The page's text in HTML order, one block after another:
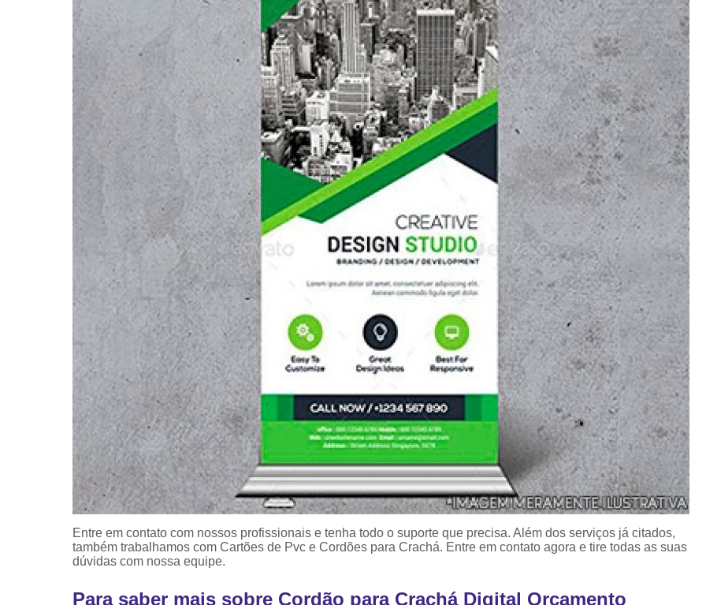
Impressora de Crachá
Impressora de Etiquetas Argox
Impressora Zebra
Porta Crachá Conjugado
Porta Crachá Plástico
Porta Crachá Transparente
Ribbon Colorido
Ribbon
Ribbon Fargo
Ribbon
Ribbon Resina
Ribbon de Impressora
Ribbon Impressora
Ribbon Impressora
Ribbon para Impressora de
Ribbon para Impressora Zebra
Ribbon da Impressora Rio Grande
Ribbon de Impressoras
Ribbon Metalizado
Ribbon para
Ribbon para
Ribbon para
Ribbon para Zebra Gc420t Minas
Entre em contato com nossos profissionais e tenha todo o suporte que precisa. Além dos serviços já citados,
também trabalhamos com Cartões de Pvc e Cordões para Crachá. Entre em contato agora e tire todas as suas
dúvidas com nossa equipe.
Para saber mais sobre Cordão para Crachá Digital Orçamento